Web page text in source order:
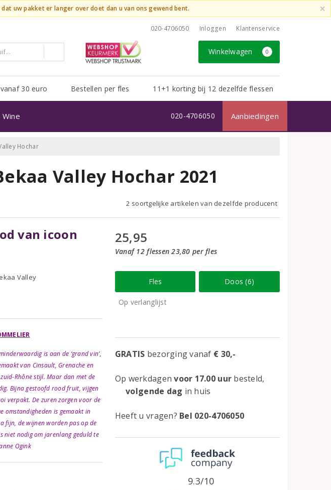
uw pakket er langer over doet dan u van ons gewend bent. ×
020-4706050 Inloggen Klantenservice
Winkelwagen 0
30 euro Bestellen per fles 11+1 korting bij 12 dezelfde flessen
Wine Aanbiedingen
020-4706050
Hochar
Valley Hochar 2021
2 soortgelijke artikelen van dezelfde producent
van icoon
Valley
is aan de ‘grand vin’,
van Cinsault, Grenache en
Rhône stijl. Maar dan met de
Bijna gestoofd rood fruit, vijgen
verpakt. De zuren zorgen voor de
omstandigheden is gemaakt in
fijn, de wijnen worden pas op de
niet nodig om jarenlang geduld te
Ogink
25,95
Vanaf 12 flessen 23,80 per fles
Fles Doos (6)
Op verlanglijst
GRATIS bezorging vanaf € 30,-
Op werkdagenvoor 17.00 uur besteld,
volgende dag in huis
Heeft u vragen? Bel 020-4706050
9.3/10